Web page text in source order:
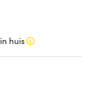
in huis